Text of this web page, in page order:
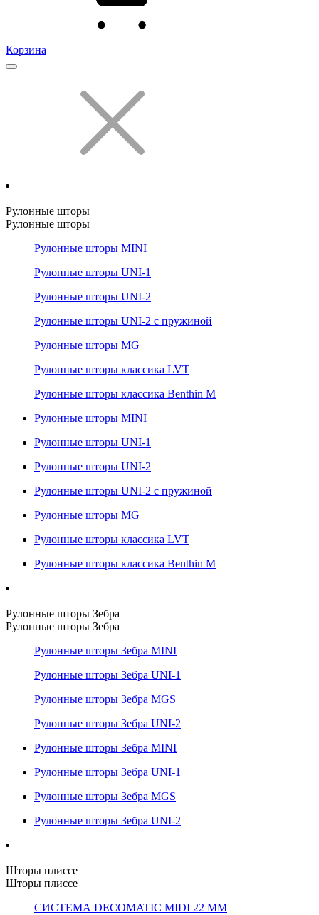
Корзина
Рулонные шторы
Рулонные шторы
Рулонные шторы MINI
Рулонные шторы UNI-1
Рулонные шторы UNI-2
Рулонные шторы UNI-2 с пружиной
Рулонные шторы MG
Рулонные шторы классика LVT
Рулонные шторы классика Benthin M
Рулонные шторы MINI
Рулонные шторы UNI-1
Рулонные шторы UNI-2
Рулонные шторы UNI-2 с пружиной
Рулонные шторы MG
Рулонные шторы классика LVT
Рулонные шторы классика Benthin M
Рулонные шторы Зебра
Рулонные шторы Зебра
Рулонные шторы Зебра MINI
Рулонные шторы Зебра UNI-1
Рулонные шторы Зебра MGS
Рулонные шторы Зебра UNI-2
Рулонные шторы Зебра MINI
Рулонные шторы Зебра UNI-1
Рулонные шторы Зебра MGS
Рулонные шторы Зебра UNI-2
Шторы плиссе
Шторы плиссе
СИСТЕМА DECOMATIC MIDI 22 ММ